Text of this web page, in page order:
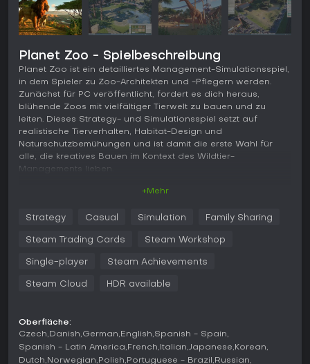
Planet Zoo - Spielbeschreibung
Planet Zoo ist ein detailliertes Management-Simulationsspiel,
in dem Spieler zu Zoo-Architekten und -Pflegern werden.
Zunächst für PC veröffentlicht, fordert es dich heraus,
blühende Zoos mit vielfältiger Tierwelt zu bauen und zu
leiten. Dieses Strategy- und Simulationsspiel setzt auf
realistische Tierverhalten, Habitat-Design und
Naturschutzbemühungen und ist damit die erste Wahl für
alle, die kreatives Bauen im Kontext des Wildtier-
Managements lieben.
gestalten, die natürliche Lebensräume für unterschiedliche
Tierarten nachbilden. Du wählst aus einem breiten
wie Platz, Gelände und Anreicherungsgegenstände hat, um
gehören das Erforschen neuer Technologien für bessere
durch Eintrittsgelder und Spenden. Tierwohl steht im
Mittelpunkt, mit Systemen, die Gesundheit, Zucht und Genetik
überwachen - schlechte Entscheidungen führen zu
gestressten Tieren oder gescheiterten Ausstellungen. Die
+Mehr
Strategy Casual Simulation Family Sharing
Steam Trading Cards Steam Workshop
Single-player Steam Achievements
Steam Cloud HDR available
Oberfläche:
Czech Danish German English Spanish - Spain
Spanish - Latin America French Italian Japanese Korean
Dutch Norwegian Polish Portuguese - Brazil
Russian